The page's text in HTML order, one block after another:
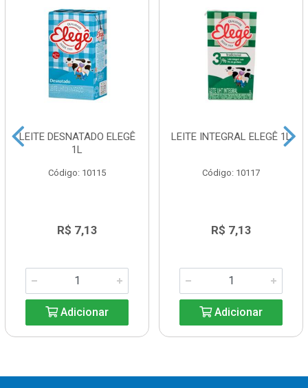
LEITE DESNATADO ELEGÊ
1L
Código: 10115
R$ 7,13
Adicionar
LEITE INTEGRAL ELEGÊ 1L
Código: 10117
R$ 7,13
Adicionar